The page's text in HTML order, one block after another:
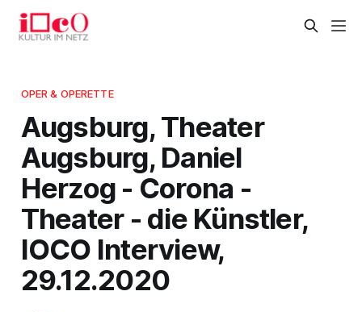
OPER & OPERETTE
Augsburg, Theater
Augsburg, Daniel
Herzog - Corona -
Theater - die Künstler,
IOCO Interview,
29.12.2020